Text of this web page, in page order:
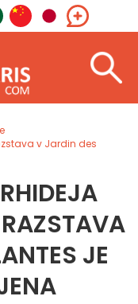
v Jardin des
JE